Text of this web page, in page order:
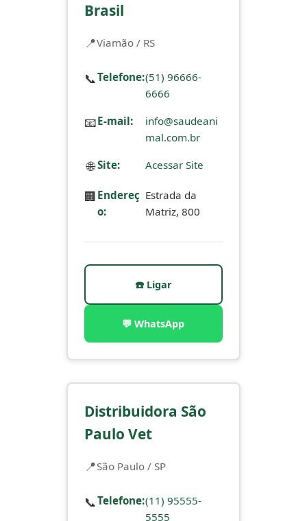
Brasil
Viamão / RS
📞Telefone:(51) 96666-
6666
📧E-mail:
info@saudeani
mal.com.br
🌐 Site: Acessar Site
🏢 Endereç
o:
Estrada da
Matriz, 800
☎️ Ligar
💬 WhatsApp
Distribuidora São
Paulo Vet
São Paulo / SP
📞Telefone:(11) 95555-
5555